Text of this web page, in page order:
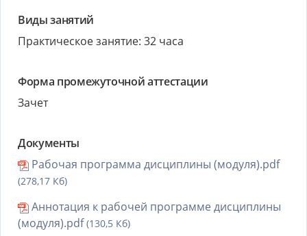
Виды занятий
Практическое занятие: 32 часа
Форма промежуточной аттестации
Зачет
Документы
Рабочая программа дисциплины (модуля).pdf
(278,17 Кб)
Аннотация к рабочей программе дисциплины
(модуля).pdf(130,5 Кб)